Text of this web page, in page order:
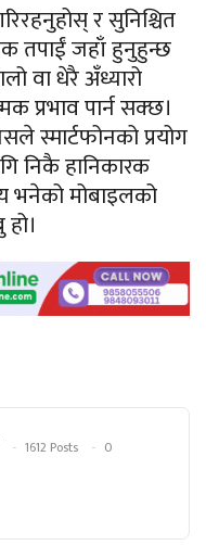
र सुनिश्चित
तपाईं जहाँ हुनुहुन्छ
वा धेरै अँध्यारो
प्रभाव पार्न सक्छ।
स्मार्टफोनको प्रयोग
निकै हानिकारक
भनेको मोबाइलको
1612 Posts
0